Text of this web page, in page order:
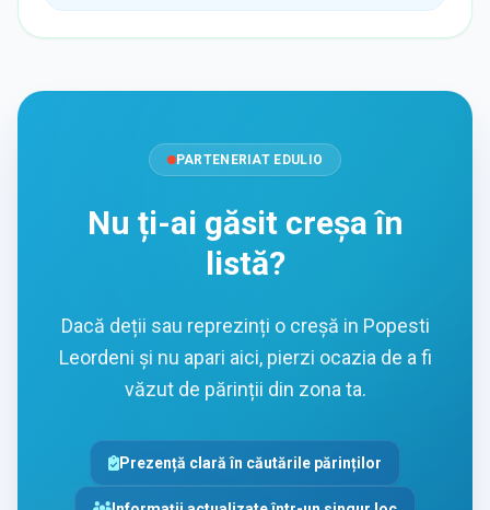
PARTENERIAT EDULIO
Nu ți-ai găsit creșa în
listă?
Dacă deții sau reprezinți o creșă in Popesti
Leordeni și nu apari aici, pierzi ocazia de a fi
văzut de părinții din zona ta.
Prezență clară în căutările părinților